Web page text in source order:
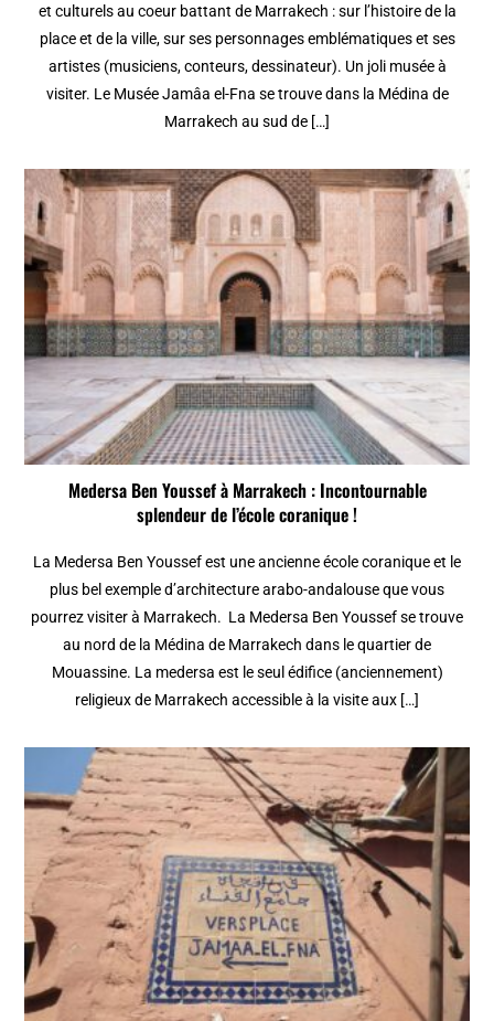
et culturels au coeur battant de Marrakech : sur l’histoire de la
place et de la ville, sur ses personnages emblématiques et ses
artistes (musiciens, conteurs, dessinateur). Un joli musée à
visiter. Le Musée Jamâa el-Fna se trouve dans la Médina de
Marrakech au sud de […]
Medersa Ben Youssef à Marrakech : Incontournable
splendeur de l’école coranique !
La Medersa Ben Youssef est une ancienne école coranique et le
plus bel exemple d’architecture arabo-andalouse que vous
pourrez visiter à Marrakech. La Medersa Ben Youssef se trouve
au nord de la Médina de Marrakech dans le quartier de
Mouassine. La medersa est le seul édifice (anciennement)
religieux de Marrakech accessible à la visite aux […]